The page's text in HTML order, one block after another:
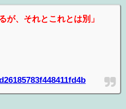
が、それとこれとは別」